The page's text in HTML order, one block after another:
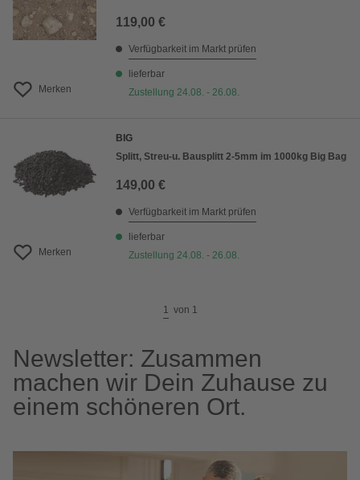
Merken
119,00 €
Verfügbarkeit im Markt prüfen
lieferbar
Zustellung 24.08. - 26.08.
Merken
BIG
Splitt, Streu-u. Bausplitt 2-5mm im 1000kg Big Bag
149,00 €
Verfügbarkeit im Markt prüfen
lieferbar
Zustellung 24.08. - 26.08.
1 von 1
Newsletter: Zusammen
machen wir Dein Zuhause zu
einem schöneren Ort.